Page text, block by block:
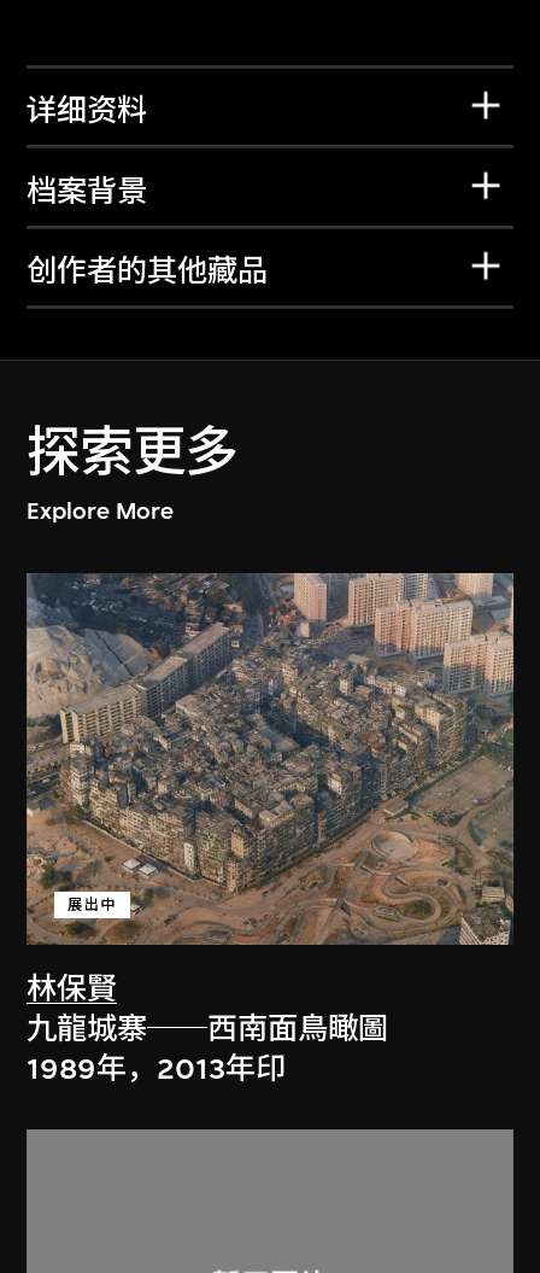
详细资料
档案背景
创作者的其他藏品
探索更多
Explore More
林保賢
展出中
九龍城寨──西南面鳥瞰圖
1989年，2013年印